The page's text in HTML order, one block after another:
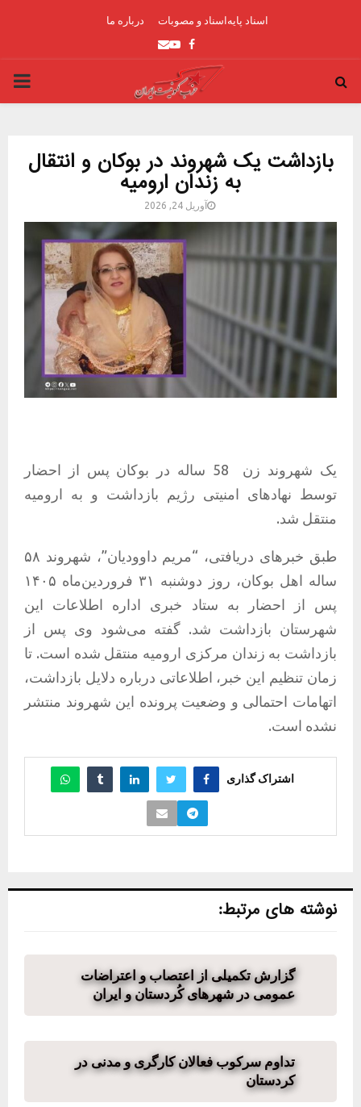
اسناد پایه اسناد و مصوبات درباره ما
Facebook
Youtube
Email
بازداشت یک شهروند در بوکان و انتقال
به زندان ارومیه
آوریل 24, 2026
یک شهروند زن 58 ساله در بوکان پس از احضار
توسط نهادهای امنیتی رژیم بازداشت و به ارومیه
منتقل شد.
طبق خبرهای دریافتی، “مریم داوودیان”، شهروند ۵۸
ساله اهل بوکان، روز دوشنبه ۳۱ فروردین‌ماه ۱۴۰۵
پس از احضار به ستاد خبری اداره اطلاعات این
شهرستان بازداشت شد. گفته می‌شود وی پس از
بازداشت به زندان مرکزی ارومیه منتقل شده است. تا
زمان تنظیم این خبر، اطلاعاتی درباره دلایل بازداشت،
اتهامات احتمالی و وضعیت پرونده این شهروند منتشر
نشده است.
اشتراک گذاری
نوشته های مرتبط:
گزارش تکمیلی از اعتصاب و اعتراضات
عمومی در شهرهای کُردستان و ایران
تداوم سرکوب فعالان کارگری و مدنی در
کردستان